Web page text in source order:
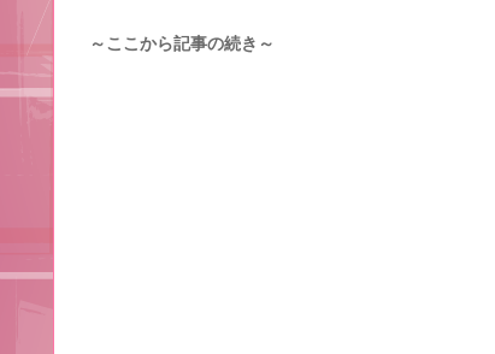
～ここから記事の続き～